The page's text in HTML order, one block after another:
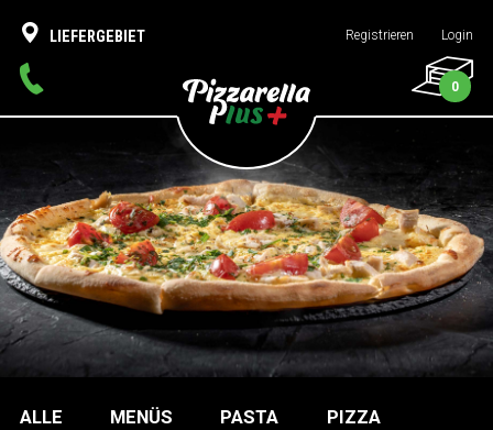
Registrieren Login
LIEFERGEBIET
0
ALLE MENÜS PASTA PIZZA